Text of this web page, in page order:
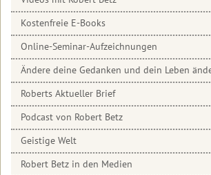
2020
2019
2018
Archiv
zum
Lesen
Artikel
über
Robert
Betz
Artikel
von
Robert
Betz
Geschichten
Ein
Gespräch
mit
Mama
Erde
Afrikanisches
Märchen
Lebensrestaurant
Kostenfreie E-Books
Online-Seminar-Aufzeichnungen
Ändere deine Gedanken und dein Leben
Roberts Aktueller Brief
Podcast von Robert Betz
Geistige Welt
Robert Betz in den Medien